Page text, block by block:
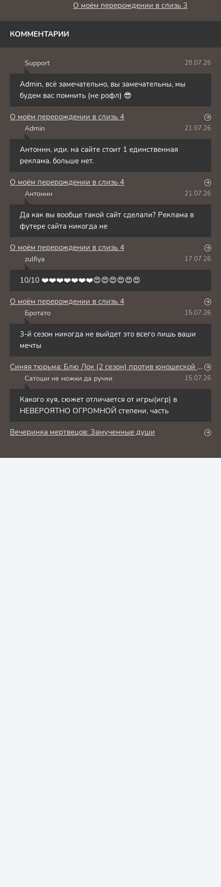
О моём перерождении в слизь 3
КОММЕНТАРИИ
Support 28.07.26
Admin, всё замечательно, вы замечательны, мы
будем вас помнить (не рофл) 😎
О моём перерождении в слизь 4
Admin 21.07.26
Антоннн, иди. на сайте стоит 1 единственная
реклама. больше нет.
О моём перерождении в слизь 4
Антоннн 21.07.26
Да как вы вообще такой сайт сделали? Реклама в
футере сайта никогда не
О моём перерождении в слизь 4
zulfiya 17.07.26
10/10 ❤️❤️❤️❤️❤️❤️❤️😍😍😍😍😍😍
О моём перерождении в слизь 4
Бротато 15.07.26
3-й сезон никогда не выйдет это всего лишь ваши
мечты
Синяя тюрьма: Блю Лок (2 сезон) против юношеской сборной Японии
Сатоши не ножки да ручки 15.07.26
Какого хуя, сюжет отличается от игры(игр) в
НЕВЕРОЯТНО ОГРОМНОЙ степени, часть
Вечеринка мертвецов: Замученные души